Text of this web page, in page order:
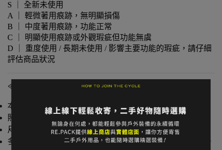
S ｜ 全新未使用
A ｜ 輕微著用痕跡，無明顯損傷
B ｜ 中度著用痕跡，功能正常
C ｜ 明顯使用痕跡或外觀瑕疵但功能無虞
D ｜ 重度使用 / 長期未使用 / 影響主要功能的瑕疵，請仔細
評估商品狀況
≪注意事項≫
本店與實體店同步販售，庫存可能有時間差。
照片已盡量呈現實色，螢幕設定不同可能略有差異。
尺寸為人工測量，可能有些微誤差。
多件不同門市商品將併單出貨，出貨時間可能延後 1–2 日。